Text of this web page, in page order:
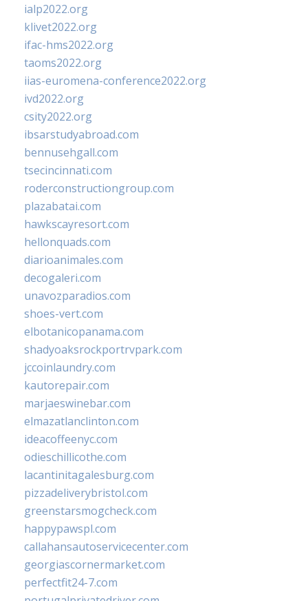
ialp2022.org
klivet2022.org
ifac-hms2022.org
taoms2022.org
iias-euromena-conference2022.org
ivd2022.org
csity2022.org
ibsarstudyabroad.com
bennusehgall.com
tsecincinnati.com
roderconstructiongroup.com
plazabatai.com
hawkscayresort.com
hellonquads.com
diarioanimales.com
decogaleri.com
unavozparadios.com
shoes-vert.com
elbotanicopanama.com
shadyoaksrockportrvpark.com
jccoinlaundry.com
kautorepair.com
marjaeswinebar.com
elmazatlanclinton.com
ideacoffeenyc.com
odieschillicothe.com
lacantinitagalesburg.com
pizzadeliverybristol.com
greenstarsmogcheck.com
happypawspl.com
callahansautoservicecenter.com
georgiascornermarket.com
perfectfit24-7.com